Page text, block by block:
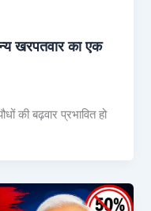
खरपतवार का एक
की बढ़वार प्रभावित हो